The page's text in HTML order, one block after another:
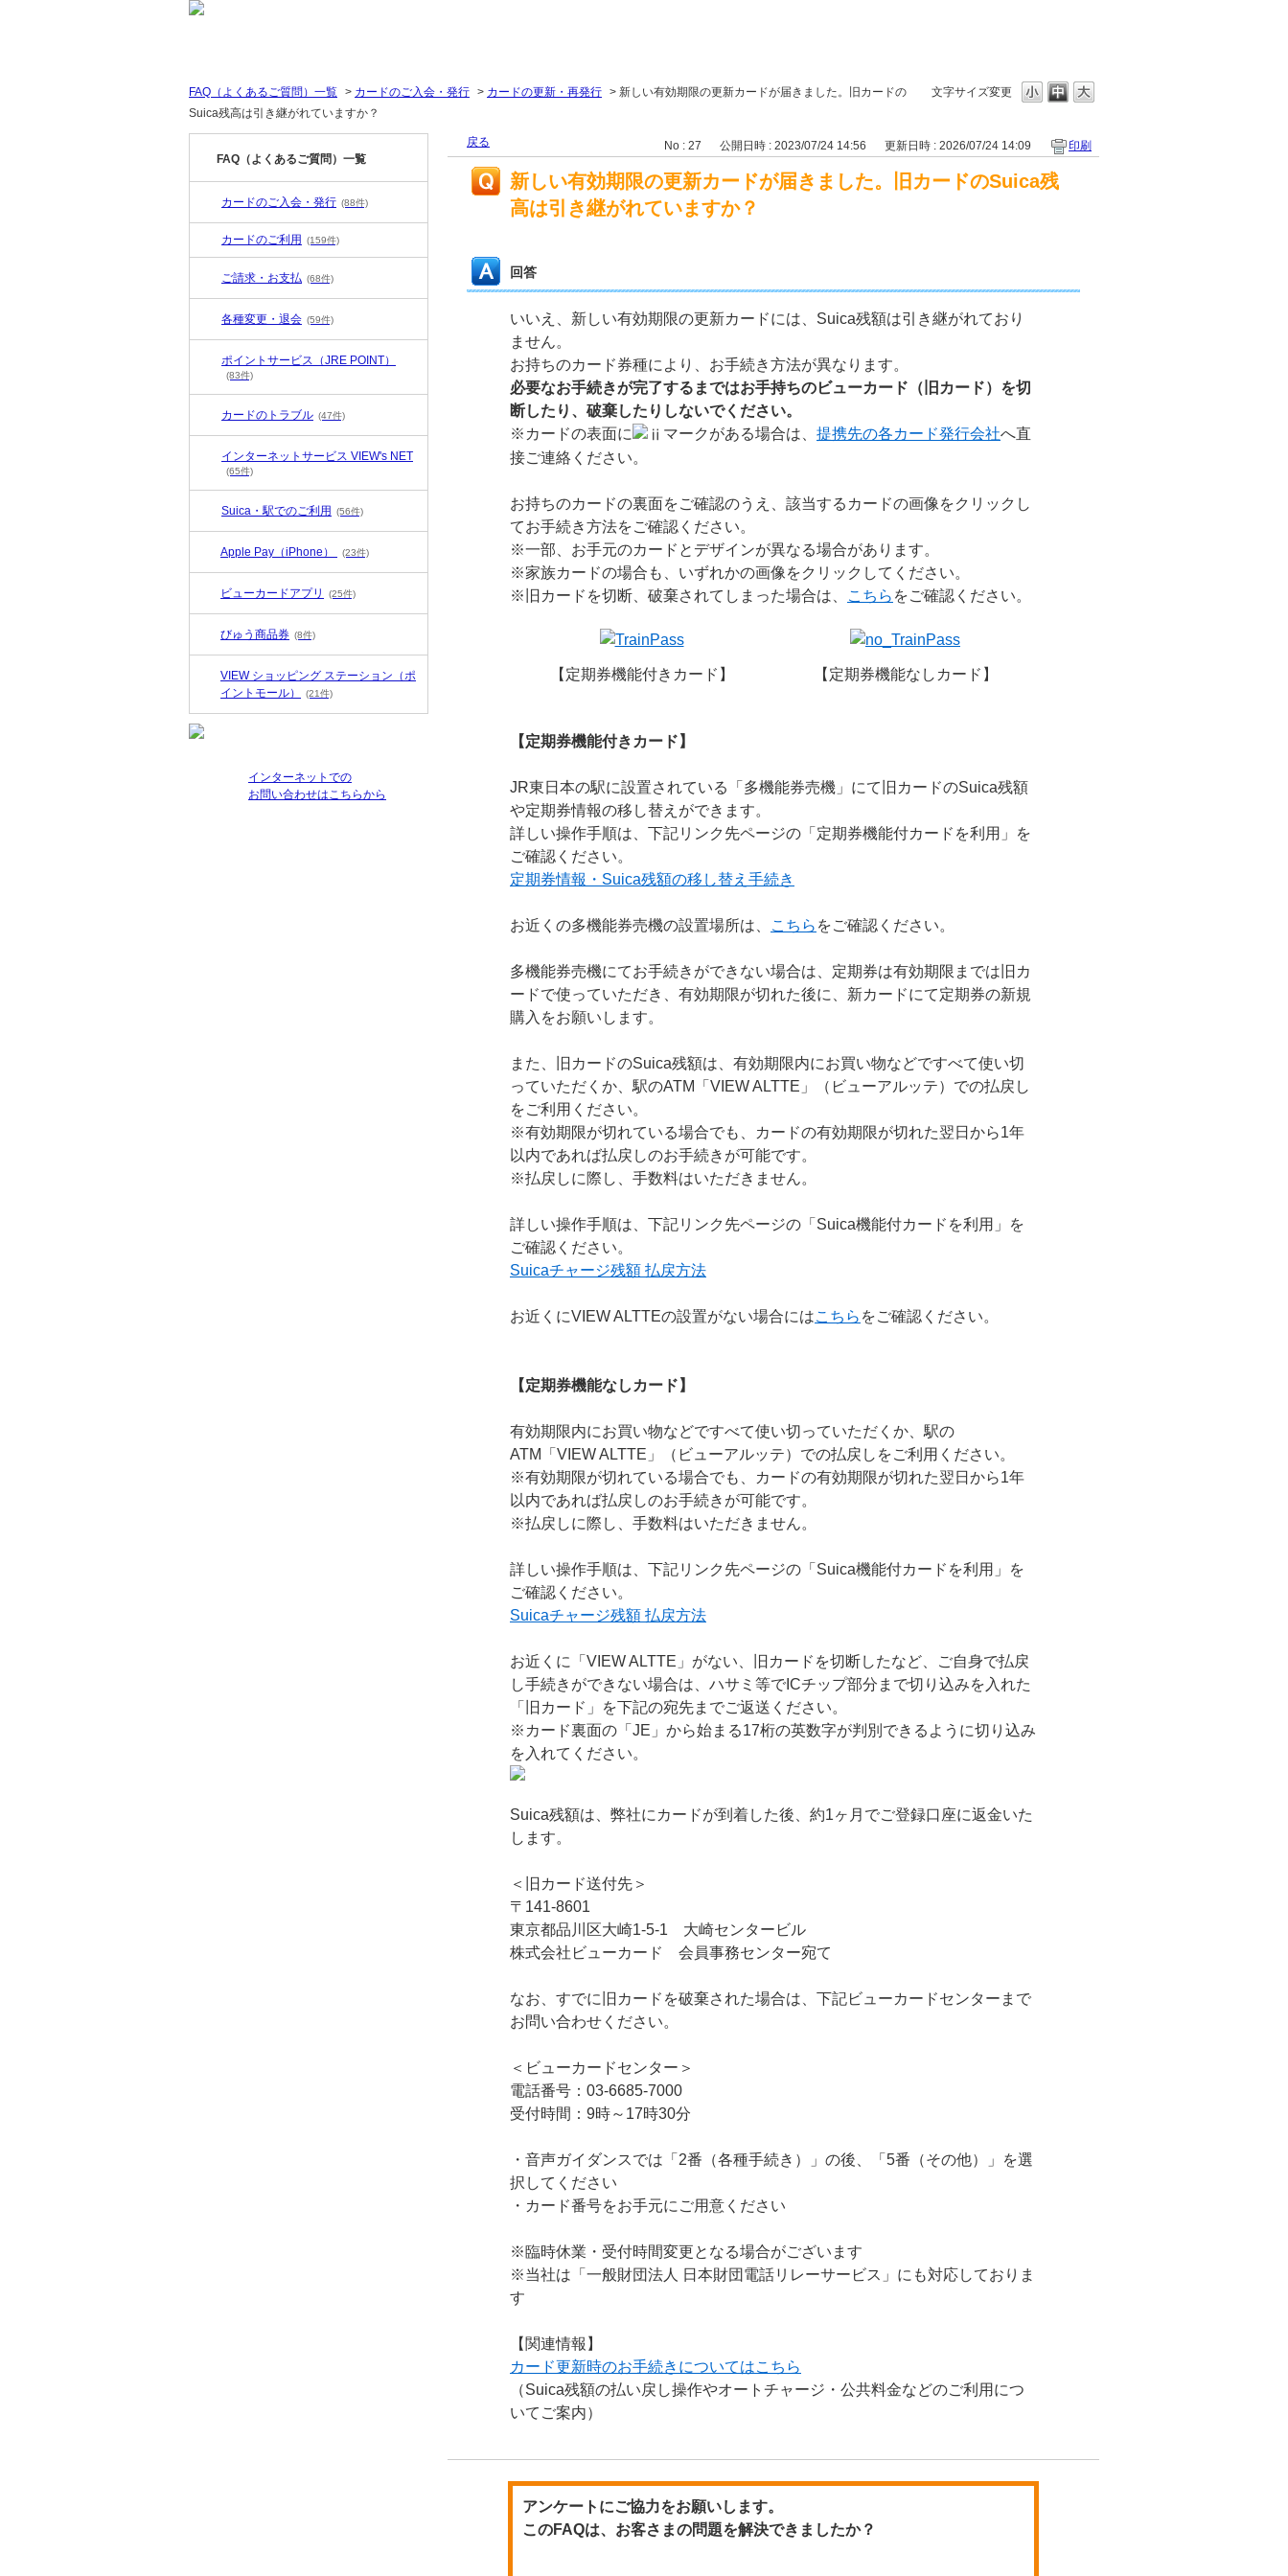
文字サイズ変更
FAQ（よくあるご質問）一覧 > カードのご入会・発行 > カードの更新・再発行 > 新しい有効期限の更新カードが届きました。旧カードの
Suica残高は引き継がれていますか？
FAQ（よくあるご質問）一覧
カードのご入会・発行 (88件)
カードのご利用 (159件)
ご請求・お支払 (68件)
各種変更・退会 (59件)
ポイントサービス（JRE POINT）
(83件)
カードのトラブル (47件)
インターネットサービス VIEW's NET
(65件)
Suica・駅でのご利用 (56件)
Apple Pay（iPhone） (23件)
ビューカードアプリ (25件)
びゅう商品券 (8件)
VIEW ショッピング ステーション（ポ
イントモール）
(21件)
インターネットでの
お問い合わせはこちらから
戻る No : 27 公開日時 : 2023/07/24 14:56 更新日時 : 2026/07/24 14:09 印刷
新しい有効期限の更新カードが届きました。旧カードのSuica残
高は引き継がれていますか？
回答
いいえ、新しい有効期限の更新カードには、Suica残額は引き継がれており
ません。
お持ちのカード券種により、お手続き方法が異なります。
必要なお手続きが完了するまではお手持ちのビューカード（旧カード）を切
断したり、破棄したりしないでください。
※カードの表面に
マークがある場合は、 提携先の各カード発行会社へ直
接ご連絡ください。
お持ちのカードの裏面をご確認のうえ、該当するカードの画像をクリックし
てお手続き方法をご確認ください。
※一部、お手元のカードとデザインが異なる場合があります。
※家族カードの場合も、いずれかの画像をクリックしてください。
※旧カードを切断、破棄されてしまった場合は、
こちら をご確認ください。
【定期券機能付きカード】 【定期券機能なしカード】
【定期券機能付きカード】
JR東日本の駅に設置されている「多機能券売機」にて旧カードのSuica残額
や定期券情報の移し替えができます。
詳しい操作手順は、下記リンク先ページの「定期券機能付カードを利用」を
ご確認ください。
定期券情報・Suica残額の移し替え手続き
お近くの多機能券売機の設置場所は、 こちら をご確認ください。
多機能券売機にてお手続きができない場合は、定期券は有効期限までは旧カ
ードで使っていただき、有効期限が切れた後に、新カードにて定期券の新規
購入をお願いします。
また、旧カードのSuica残額は、有効期限内にお買い物などですべて使い切
っていただくか、駅のATM「VIEW ALTTE」（ビューアルッテ）での払戻し
をご利用ください。
※有効期限が切れている場合でも、カードの有効期限が切れた翌日から1年
以内であれば払戻しのお手続きが可能です。
※払戻しに際し、手数料はいただきません。
詳しい操作手順は、下記リンク先ページの「Suica機能付カードを利用」を
ご確認ください。
Suicaチャージ残額 払戻方法
お近くにVIEW ALTTEの設置がない場合にはこちら をご確認ください。
【定期券機能なしカード】
有効期限内にお買い物などですべて使い切っていただくか、駅の
ATM「VIEW ALTTE」（ビューアルッテ）での払戻しをご利用ください。
※有効期限が切れている場合でも、カードの有効期限が切れた翌日から1年
以内であれば払戻しのお手続きが可能です。
※払戻しに際し、手数料はいただきません。
詳しい操作手順は、下記リンク先ページの「Suica機能付カードを利用」を
ご確認ください。
Suicaチャージ残額 払戻方法
お近くに「VIEW ALTTE」がない、旧カードを切断したなど、ご自身で払戻
し手続きができない場合は、ハサミ等でICチップ部分まで切り込みを入れた
「旧カード」を下記の宛先までご返送ください。
※カード裏面の「JE」から始まる17桁の英数字が判別できるように切り込み
を入れてください。
Suica残額は、弊社にカードが到着した後、約1ヶ月でご登録口座に返金いた
します。
＜旧カード送付先＞
〒141-8601
東京都品川区大崎1-5-1 大崎センタービル
株式会社ビューカード 会員事務センター宛て
なお、すでに旧カードを破棄された場合は、下記ビューカードセンターまで
お問い合わせください。
＜ビューカードセンター＞
電話番号：03-6685-7000
受付時間：9時～17時30分
・音声ガイダンスでは「2番（各種手続き）」の後、「5番（その他）」を選
択してください
・カード番号をお手元にご用意ください
※臨時休業・受付時間変更となる場合がございます
※当社は「一般財団法人 日本財団電話リレーサービス」にも対応しておりま
す
【関連情報】
カード更新時のお手続きについてはこちら
（Suica残額の払い戻し操作やオートチャージ・公共料金などのご利用につ
いてご案内）
アンケートにご協力をお願いします。
このFAQは、お客さまの問題を解決できましたか？